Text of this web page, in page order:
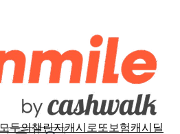
모두의챌린지캐시로또 보험캐시딜